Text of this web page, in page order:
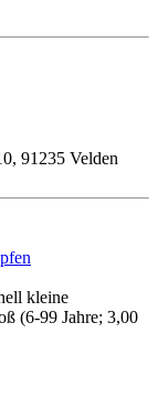
91235 Velden
kleine
(6-99 Jahre; 3,00